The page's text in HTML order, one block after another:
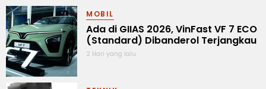
MOBIL
Ada di GIIAS 2026, VinFast VF 7 ECO
(Standard) Dibanderol Terjangkau
2 Hari yang lalu